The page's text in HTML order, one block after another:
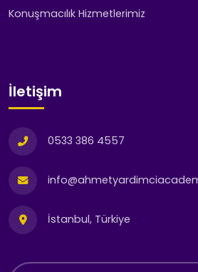
Konuşmacılık Hizmetlerimiz
İletişim
0533 386 4557
İstanbul, Türkiye